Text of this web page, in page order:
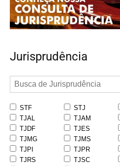
Jurisprudência
STF STJ
TJAL
TJAM
TJDF
TJES
TJMG
TJMS
TJPI
TJPR
TJRS
TJSC